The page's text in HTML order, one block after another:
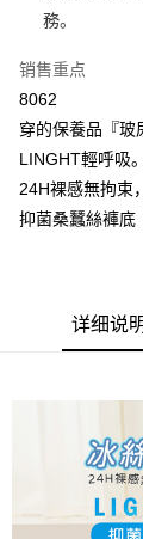
2. 付款方式选择
3. 实际核准额度
4. 订单成立30分
消。如遇 “转专审
容。
【缴款方式说明】
1. 分期款项不并
短信。
2. 通过短信链接
1. 本服务系由 “
本服务购买商品
料（包含姓名、
台湾大哥大与本
3. 完整用户服务
一、關於 AFTEE
窗。
3. 訂單確認後不
4. 下訂完成後，
AFTEE APP推播
APP於四大便利
出。使用AFTEE
夠在期限內收到
1. 初次使用
之上限額度
2. 結帳金額須大
3. 目前僅支援台
相关说明
「Hami Point」
会员账号后，即
元）。
货到付款
运送方式
付款後全家取貨
每笔NT$80，
付款後萊爾富取
每笔NT$80，
務。
销售重点
8062
穿的保養品『玻
LINGHT輕呼吸
24H裸感無拘束
抑菌桑蠶絲褲底
详细说